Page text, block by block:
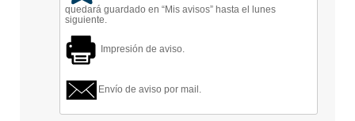
quedará guardado en “Mis avisos” hasta el lunes
siguiente.
Impresión de aviso.
Envío de aviso por mail.